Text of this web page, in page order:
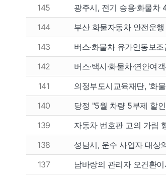
145
광주시, 전기 승용·화물차
144
부산 화물자동차 안전운
143
버스·화물차 유가연동보
142
버스·택시·화물차·연안여
141
의정부도시교육재단, '화
140
당정 "5월 차량 5부제 할
139
자동차 번호판 고의 가림
138
성남시, 운수 사업자 대상
137
남바랑의 관리자 오건환